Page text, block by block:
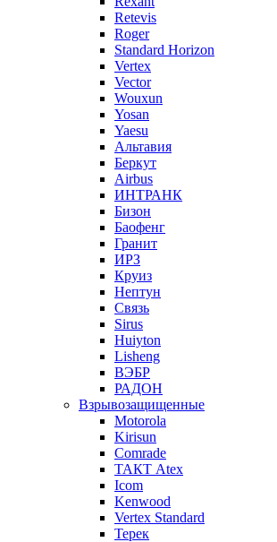
Retevis
Roger
Standard Horizon
Vertex
Vector
Wouxun
Yosan
Yaesu
Альтавия
Беркут
Airbus
ИНТРАНК
Бизон
Баофенг
Гранит
ИРЗ
Круиз
Нептун
Связь
Sirus
Huiyton
Lisheng
ВЭБР
РАДОН
Взрывозащищенные
Motorola
Kirisun
Comrade
ТАКТ Atex
Icom
Kenwood
Vertex Standard
Терек